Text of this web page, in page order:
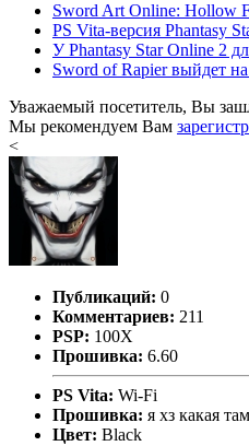
Sword Art Online: Hollow
PS Vita-версия Phantasy
У Phantasy Star Online 2
Sword of Rapier выйдет
Уважаемый посетитель, Вы
Мы рекомендуем Вам
<
Публикаций: 0
Комментариев: 211
PSP: 100X
Прошивка: 6.60
PS Vita: Wi-Fi
Прошивка: я хз какая
Цвет: Black